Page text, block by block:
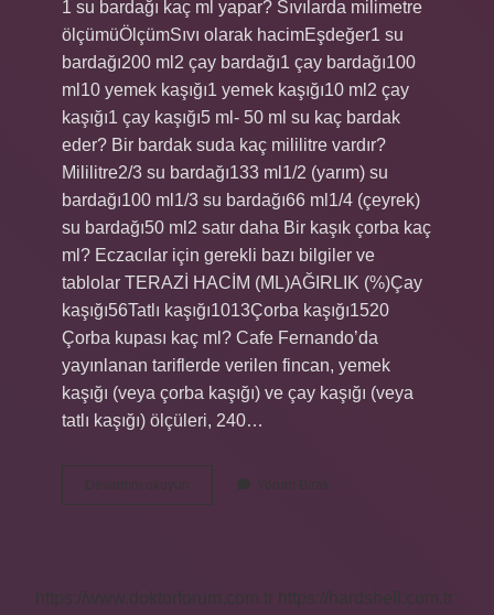
1 su bardağı kaç ml yapar? Sıvılarda milimetre
ölçümüÖlçümSıvı olarak hacimEşdeğer1 su
bardağı200 ml2 çay bardağı1 çay bardağı100
ml10 yemek kaşığı1 yemek kaşığı10 ml2 çay
kaşığı1 çay kaşığı5 ml- 50 ml su kaç bardak
eder? Bir bardak suda kaç mililitre vardır?
Mililitre2/3 su bardağı133 ml1/2 (yarım) su
bardağı100 ml1/3 su bardağı66 ml1/4 (çeyrek)
su bardağı50 ml2 satır daha Bir kaşık çorba kaç
ml? Eczacılar için gerekli bazı bilgiler ve
tablolar TERAZİ HACİM (ML)AĞIRLIK (%)Çay
kaşığı56Tatlı kaşığı1013Çorba kaşığı1520
Çorba kupası kaç ml? Cafe Fernando’da
yayınlanan tariflerde verilen fincan, yemek
kaşığı (veya çorba kaşığı) ve çay kaşığı (veya
tatlı kaşığı) ölçüleri, 240…
Devamını okuyun
Bardağı
Yorum Bırak
https://www.doktorforum.com.tr
https://hardshell.com.tr